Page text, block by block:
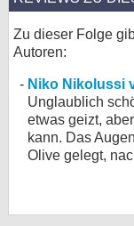
Zu dieser Folge
Autoren:
Niko Nikolussi
Unglaublich
etwas geizt,
kann. Das
Olive gelegt,